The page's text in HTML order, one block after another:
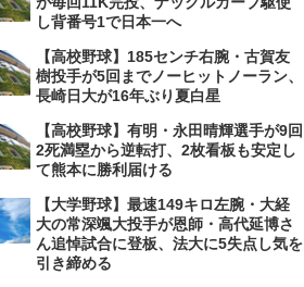
し背番号1で日本一へ
【高校野球】185センチ右腕・古賀友
樹投手が5回までノーヒットノーラン、
長崎日大が16年ぶり夏白星
【高校野球】有明・永田晴輝選手が9回
2死満塁から逆転打、2枚看板も安定し
て熊本に勝利届ける
【大学野球】最速149キロ左腕・大経
大の常深颯大投手が恩師・高代延博さ
ん追悼試合に登板、法大に5失点し気を
引き締める